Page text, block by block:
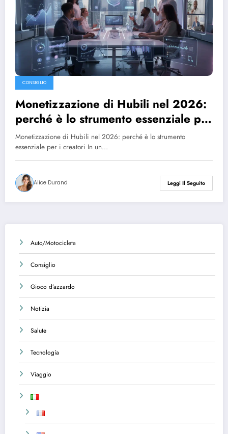
CONSIGLIO
Monetizzazione di Hubili nel 2026:
perché è lo strumento essenziale per
i creatori
Monetizzazione di Hubili nel 2026: perché è lo strumento
essenziale per i creatori In un…
Alice Durand Leggi Il Seguito
Auto/Motocicleta
Consiglio
Gioco d’azzardo
Notizia
Salute
Tecnología
Viaggio